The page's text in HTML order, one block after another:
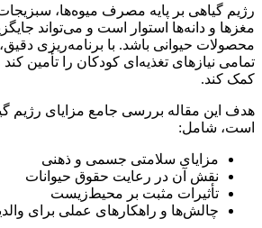
رژیم گیاهی بر پایه مصرف میوه‌ها،
مغزها و دانه‌ها استوار است و می‌تواند
محصولات حیوانی باشد. با برنامه‌ریزی
تمامی نیازهای تغذیه‌ای کودکان را تأمین
کمک کند.
هدف این مقاله بررسی جامع مزایای رژیم
است، شامل:
مزایای سلامتی جسمی و ذهنی
نقش آن در رعایت حقوق حیوانات
تأثیرات مثبت بر محیط‌زیست
چالش‌ها و راهکارهای عملی برای